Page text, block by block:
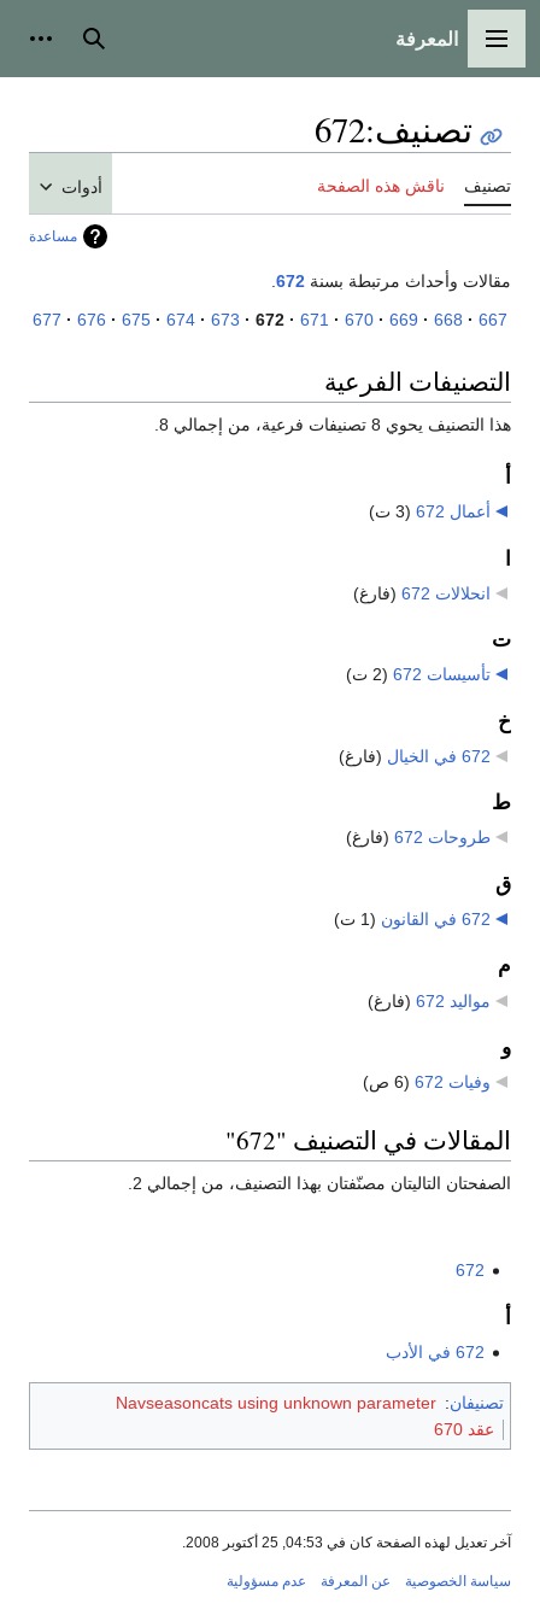
القائمة الرئيسية
المعرفة بحث
تصنيف:
672
تصنيف ناقش هذه الصفحة أدوات
مساعدة
مقالات وأحداث مرتبطة بسنة 672
667
668
669
670
671
672
673
674
675
676
677
التصنيفات الفرعية
هذا التصنيف يحوي 8 تصنيفات فرعية، من إجمالي 8.
أعمال 672 (3 ت)
انحلالات 672 (فارغ)
ت
تأسيسات 672 (2 ت)
خ
672 في الخيال (فارغ)
ط
طروحات 672 (فارغ)
ق
672 في القانون (1 ت)
م
مواليد 672 (فارغ)
و
وفيات 672 (6 ص)
المقالات في التصنيف "672"
الصفحتان التاليتان مصنّفتان بهذا التصنيف، من إجمالي 2.
672
672 في الأدب
تصنيفان:
Navseasoncats using unknown parameter
عقد 670
آخر تعديل لهذه الصفحة كان في 04:53, 25 أكتوبر 2008.
سياسة الخصوصية عن المعرفة عدم مسؤولية